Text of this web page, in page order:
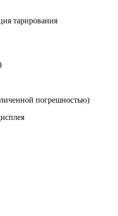
тарирования
погрешностью)